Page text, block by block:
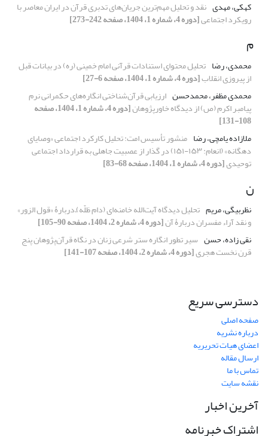
کهکی، مهدی نقد و تحلیل مهم‌ترین جریان‌های تدبری قرآن در ایران معاصر با
رویکرد اجتماعی[دوره 4، شماره 1، 1404، صفحه 242-273]
م
محمدی، رضا تحلیل محتوای استنادات قرآنی امام خمینی (ره) در بیانات قبل
از پیروزی انقلاب[دوره 4، شماره 1، 1404، صفحه 6-27]
محمدی مظفر، محمدحسن ارزیابی قرآن‌شناختی انگاره‌های حکمرانی نرم
پیامبر اکرم (ص) از دیدگاه خاورپژوهان [دوره 4، شماره 1، 1404، صفحه
108-131]
ملازاده یامچی، رضا منشور تأسیس امت: تحلیل کارکرد اجتماعی «وصایای
دهگانه» (انعام: ۱۵۳-۱۵۱) در گذار از عصبیت جاهلی به قرارداد اجتماعی
توحیدی[دوره 4، شماره 1، 1404، صفحه 68-83]
ن
نظربیگی، مریم تحلیل دیدگاه آیت‌الله خامنه‌ای (دام ظلّه)ّ دربارۀ «قول الزور»
و نقد آراء مفسران دربارۀ آن[دوره 4، شماره 2، 1404، صفحه 90-105]
نقی زاده، حسن سیر تطور انگاره ستر شرعی زنان در نگاه قرآن‌پژوهان پنج
قرن نخست هجری[دوره 4، شماره 2، 1404، صفحه 107-141]
دسترسی سریع
صفحه اصلی
درباره نشریه
اعضای هیات تحریریه
ارسال مقاله
تماس با ما
نقشه سایت
آخرین اخبار
اشتراک خبرنامه